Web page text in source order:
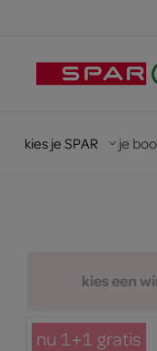
kies je SPAR je
kies een
nu 1+1 gratis